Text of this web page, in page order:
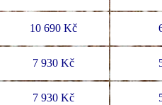
10 690 Kč
7 930 Kč
7 930 Kč